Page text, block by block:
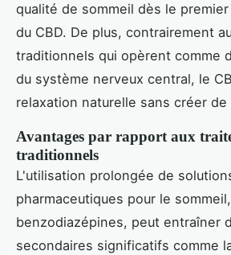
qualité de sommeil dès le
du CBD. De plus, contrairement
traditionnels qui opèrent comme
du système nerveux central, le
relaxation naturelle sans créer
Avantages par rapport aux
traditionnels
L'utilisation prolongée de
pharmaceutiques pour le
benzodiazépines, peut entraîner
secondaires significatifs comme